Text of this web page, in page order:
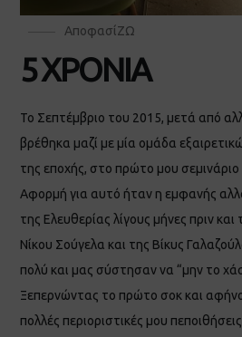
ΑποφασίΖΩ
5 ΧΡΟΝΙΑ
Το Σεπτέμβριο του 2015, μετά από
βρέθηκα μαζί με μία ομάδα
της εποχής, στο πρώτο μου
Αφορμή για αυτό ήταν η εμφανής
της Ελευθερίας λίγους μήνες πριν
Νίκου Σούγελα και της Βίκυς
πολύ και μας σύστησαν να “μην το
Ξεπερνώντας το πρώτο σοκ και
πολλές περιοριστικές μου